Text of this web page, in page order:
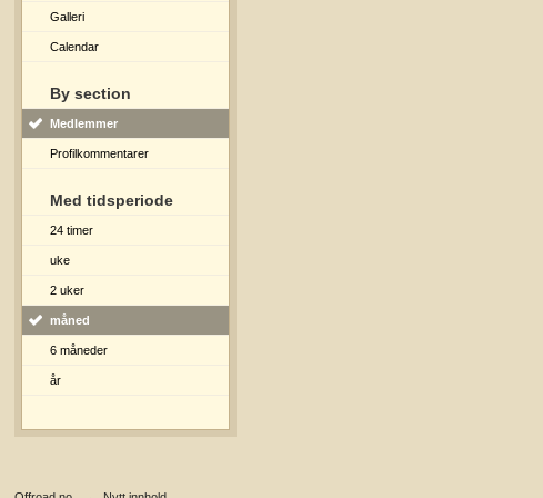
Galleri
Calendar
By section
Medlemmer
Profilkommentarer
Med tidsperiode
24 timer
uke
2 uker
måned
6 måneder
år